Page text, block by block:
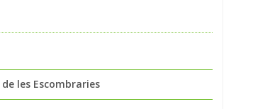
les Escombraries